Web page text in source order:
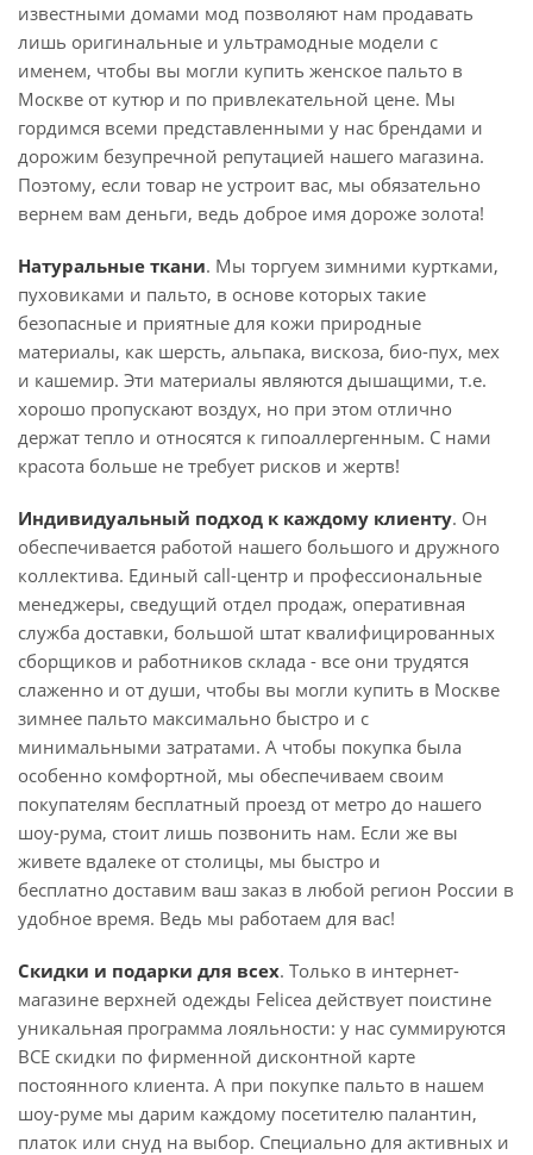
известными домами мод позволяют нам продавать
лишь оригинальные и ультрамодные модели с
именем, чтобы вы могли купить женское пальто в
Москве от кутюр и по привлекательной цене. Мы
гордимся всеми представленными у нас брендами и
дорожим безупречной репутацией нашего магазина.
Поэтому, если товар не устроит вас, мы обязательно
вернем вам деньги, ведь доброе имя дороже золота!
Натуральные ткани. Мы торгуем зимними куртками,
пуховиками и пальто, в основе которых такие
безопасные и приятные для кожи природные
материалы, как шерсть, альпака, вискоза, био-пух, мех
и кашемир. Эти материалы являются дышащими, т.е.
хорошо пропускают воздух, но при этом отлично
держат тепло и относятся к гипоаллергенным. С нами
красота больше не требует рисков и жертв!
Индивидуальный подход к каждому клиенту. Он
обеспечивается работой нашего большого и дружного
коллектива. Единый call-центр и профессиональные
менеджеры, сведущий отдел продаж, оперативная
служба доставки, большой штат квалифицированных
сборщиков и работников склада - все они трудятся
слаженно и от души, чтобы вы могли купить в Москве
зимнее пальто максимально быстро и с
минимальными затратами. А чтобы покупка была
особенно комфортной, мы обеспечиваем своим
покупателям бесплатный проезд от метро до нашего
шоу-рума, стоит лишь позвонить нам. Если же вы
живете вдалеке от столицы, мы быстро и
бесплатно доставим ваш заказ в любой регион России в
удобное время. Ведь мы работаем для вас!
Скидки и подарки для всех. Только в интернет-
магазине верхней одежды Felicea действует поистине
уникальная программа лояльности: у нас суммируются
ВСЕ скидки по фирменной дисконтной карте
постоянного клиента. А при покупке пальто в нашем
шоу-руме мы дарим каждому посетителю палантин,
платок или снуд на выбор. Специально для активных и